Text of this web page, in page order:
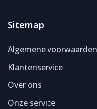
Sitemap
Algemene voorwaarden
Klantenservice
Over ons
Onze service